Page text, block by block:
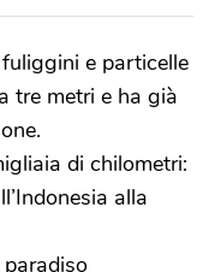
e particelle
tre metri e ha già
di chilometri:
alla